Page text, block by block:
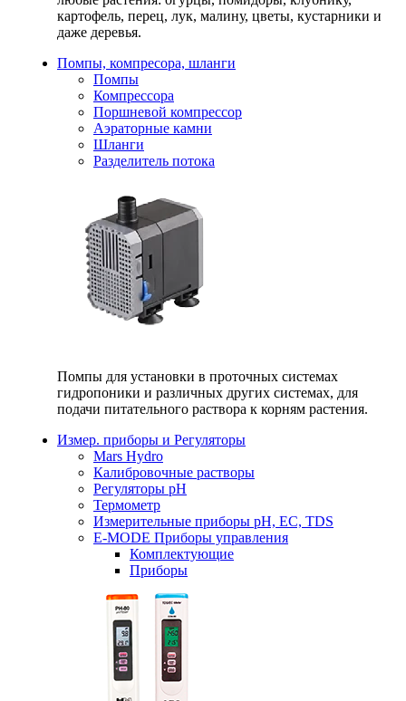
картофель, перец, лук, малину, цветы, кустарники и
даже деревья.
Помпы, компресора, шланги
Помпы
Компрессора
Поршневой компрессор
Аэраторные камни
Шланги
Разделитель потока
Помпы для установки в проточных системах
гидропоники и различных других системах, для
подачи питательного раствора к корням растения.
Измер. приборы и Регуляторы
Mars Hydro
Калибровочные растворы
Регуляторы рН
Термометр
Измерительные приборы pH, EC, TDS
E-MODE Приборы управления
Комплектующие
Приборы